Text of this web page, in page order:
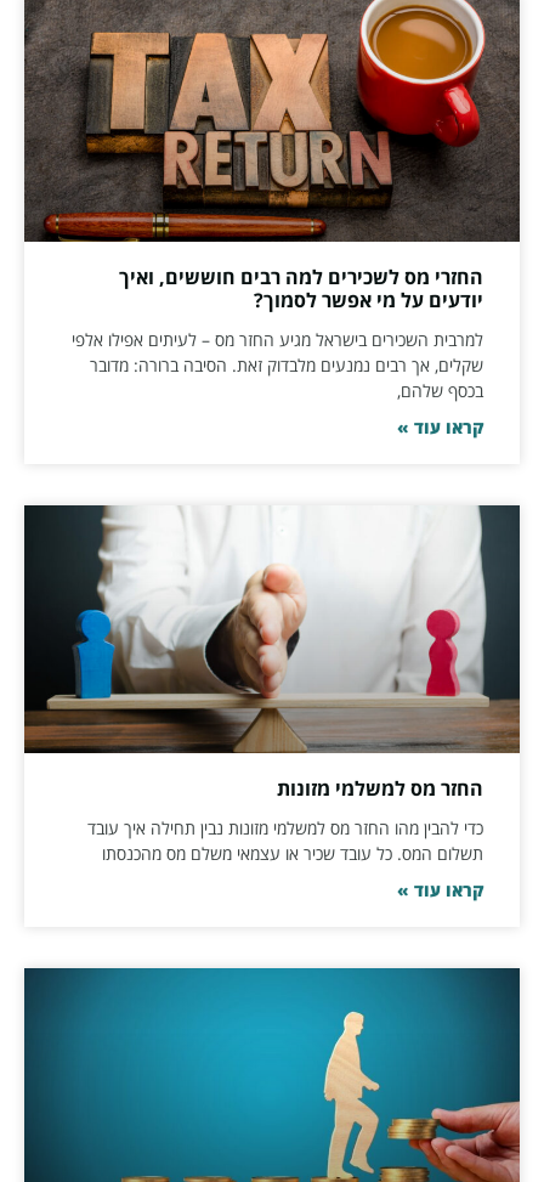
החזרי מס לשכירים למה רבים חוששים, ואיך
יודעים על מי אפשר לסמוך?
למרבית השכירים בישראל מגיע החזר מס – לעיתים אפילו אלפי
שקלים, אך רבים נמנעים מלבדוק זאת. הסיבה ברורה: מדובר
בכסף שלהם,
קראו עוד »
החזר מס למשלמי מזונות
כדי להבין מהו החזר מס למשלמי מזונות נבין תחילה איך עובד
תשלום המס. כל עובד שכיר או עצמאי משלם מס מהכנסתו
קראו עוד »